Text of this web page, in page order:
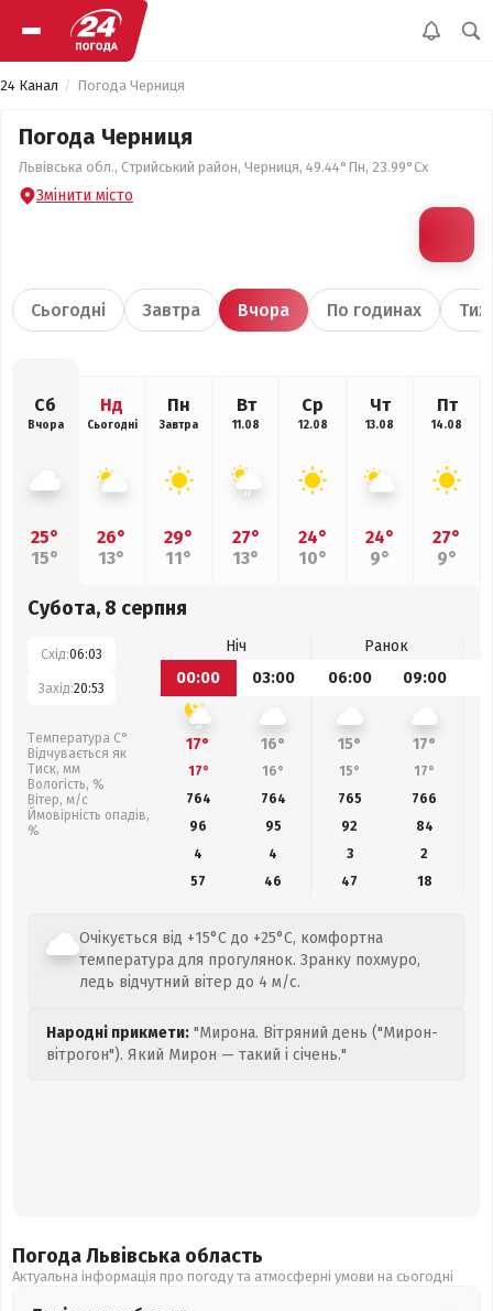
24 Канал Погода Черниця
Погода Черниця
Львівська обл., Стрийський район, Черниця, 49.44°Пн, 23.99°Сх
Змінити місто
Сьогодні Завтра Вчора По годинах
Сб
Вчора
25°
15°
Нд
Сьогодні
26°
13°
Пн
Завтра
29°
11°
Вт
11.08
27°
13°
Ср
12.08
24°
10°
Чт
13.08
24°
9°
Пт
14.08
27°
9°
Субота, 8 серпня
Схід:06:03
Захід:20:53
Температура С°
Відчувається як
Тиск, мм
Вологість, %
Вітер, м/с
Ймовірність опадів,
%
Ніч
Ранок
00:00
03:00 06:00 09:00
17° 16° 15° 17°
17° 16° 15° 17°
764
764 765 766
96
95 92 84
4
4 3
2
57
46 47 18
Очікується від +15°C до +25°C, комфортна
температура для прогулянок. Зранку похмуро,
ледь відчутний вітер до 4 м/с.
Народні прикмети: "Мирона. Вітряний день ("Мирон-
вітрогон"). Який Мирон — такий і січень."
Погода Львівська область
Актуальна інформація про погоду та атмосферні умови на сьогодні